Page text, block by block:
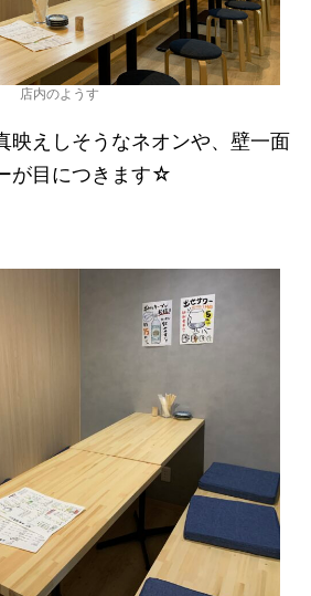
店内のようす
映えしそうなネオンや、壁一面
が目につきます☆